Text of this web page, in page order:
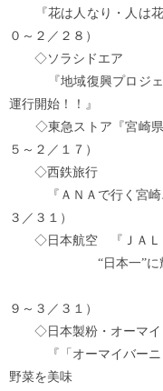
『花は人なり・人は花
０～２／２８）
◇ソラシドエア
『地域復興プロジェク
運行開始！！』
◇東急ストア『
５～２／１７）
◇西鉄旅行
『ＡＮＡで行く宮
３／３１）
◇日本航空 『ＪＡＬ
“日本一”に輝いた
（
９～３／３１）
◇日本製粉・オーマイ
『「オーマイバーニャ
野菜を美味